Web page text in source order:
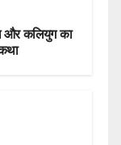
और कलियुग का